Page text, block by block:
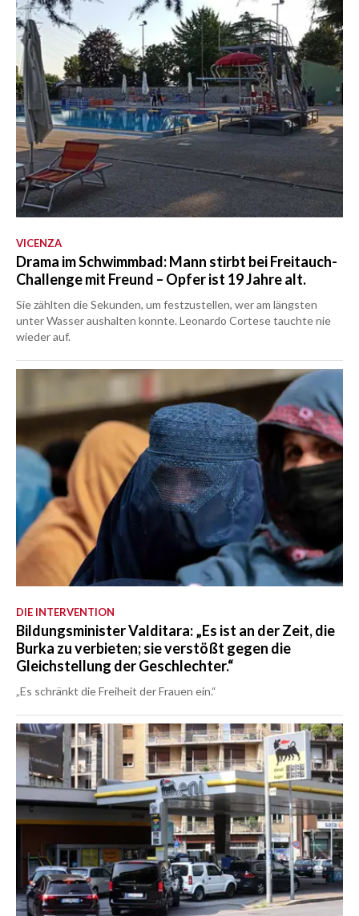
VICENZA
Drama im Schwimmbad: Mann stirbt bei Freitauch-
Challenge mit Freund – Opfer ist 19 Jahre alt.
Sie zählten die Sekunden, um festzustellen, wer am längsten
unter Wasser aushalten konnte. Leonardo Cortese tauchte nie
wieder auf.
DIE INTERVENTION
Bildungsminister Valditara: „Es ist an der Zeit, die
Burka zu verbieten; sie verstößt gegen die
Gleichstellung der Geschlechter.“
„Es schränkt die Freiheit der Frauen ein.“